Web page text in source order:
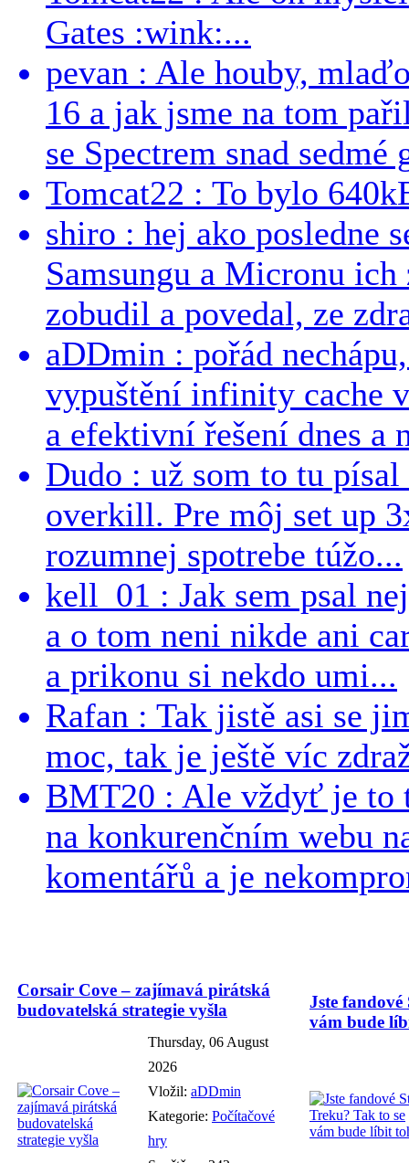
Gates :wink:...
pevan : Ale houby,
16 a jak jsme na tom
se Spectrem snad sedmé
Tomcat22 : To bylo
shiro : hej ako posledne
Samsungu a Micronu
zobudil a povedal, ze
aDDmin : pořád
vypuštění infinity cache
a efektivní řešení dnes a
Dudo : už som to tu
overkill. Pre môj set up
rozumnej spotrebe túžo...
kell_01 : Jak sem psal
a o tom neni nikde ani
a prikonu si nekdo umi...
Rafan : Tak jistě asi se
moc, tak je ještě víc
BMT20 : Ale vždyť je to
na konkurenčním webu
komentářů a je
Corsair Cove – zajímavá pirátská
budovatelská strategie vyšla
Thursday, 06 August
2026
Vložil: aDDmin
Kategorie: Počítačové
hry
Jste
vám bude